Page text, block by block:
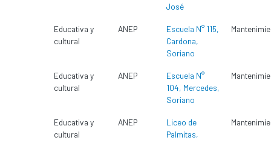
José
Educativa y
cultural
ANEP
Escuela N° 115,
Cardona,
Soriano
Educativa y
cultural
ANEP
Escuela N°
104, Mercedes,
Soriano
Educativa y
cultural
ANEP
Liceo de
Palmitas,